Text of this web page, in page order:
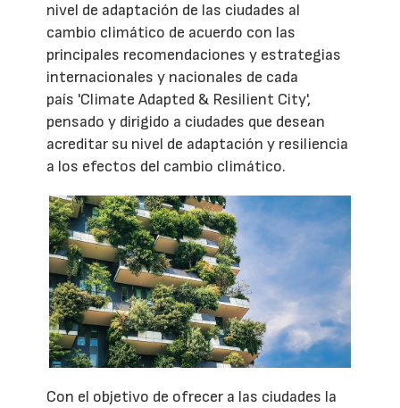
nivel de adaptación de las ciudades al
cambio climático de acuerdo con las
principales recomendaciones y estrategias
internacionales y nacionales de cada
país 'Climate Adapted & Resilient City',
pensado y dirigido a ciudades que desean
acreditar su nivel de adaptación y resiliencia
a los efectos del cambio climático.
Con el objetivo de ofrecer a las ciudades la